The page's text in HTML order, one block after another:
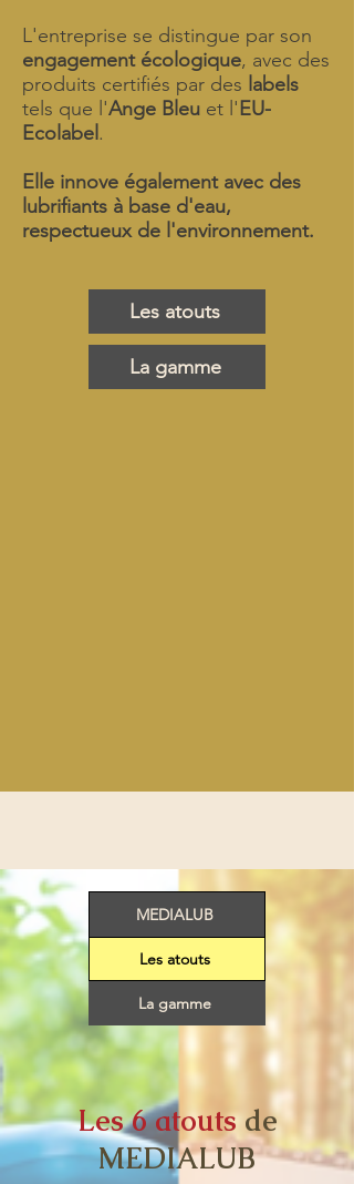
L'entreprise se distingue par son
engagement écologique, avec des
produits certifiés par des labels
tels que l'Ange Bleu et l'EU-
Ecolabel .
Elle innove également avec des
lubrifiants à base d'eau,
respectueux de l'environnement.
Les atouts
La gamme
MEDIALUB
Les atouts
La gamme
Les 6 atoutsde
MEDIALUB